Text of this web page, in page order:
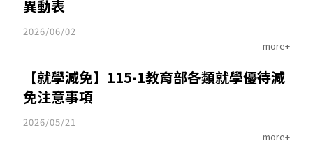
異動表
2026/06/02
more+
【就學減免】115-1教育部各類就學優待減
免注意事項
2026/05/21
more+